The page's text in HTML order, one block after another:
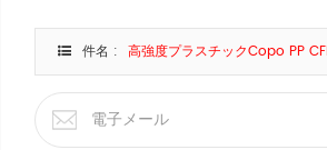
件名 : 高強度プラスチックCopo PP